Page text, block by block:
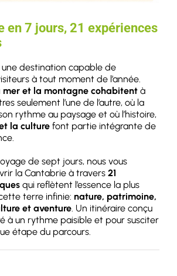
en 7 jours, 21 expériences
une destination capable de
à tout moment de l’année.
mer et la montagne cohabitent à
seulement l’une de l’autre, où la
rythme au paysage et où l’histoire,
la culture font partie intégrante de
de sept jours, nous vous
la Cantabrie à travers 21
qui reflètent l’essence la plus
terre infinie: nature, patrimoine,
et aventure . Un itinéraire conçu
à un rythme paisible et pour susciter
étape du parcours.